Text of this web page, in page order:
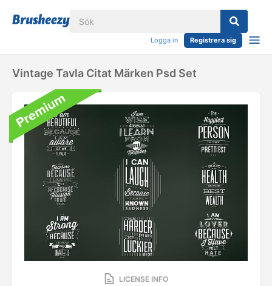
Logga in Registrera sig
Vintage Tavla Citat Märken Psd Set
LICENSE INFO